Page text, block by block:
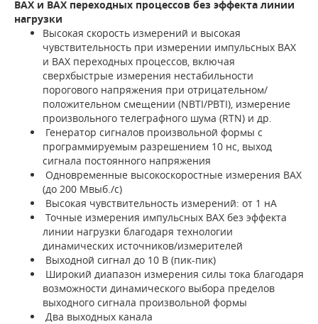
ВАХ и ВАХ переходных процессов без эффекта линии
нагрузки
Высокая скорость измерений и высокая
чувствительность при измерении импульсных ВАХ
и ВАХ переходных процессов, включая
сверхбыстрые измерения нестабильности
порогового напряжения при отрицательном/
положительном смещении (NBTI/PBTI), измерение
произвольного телеграфного шума (RTN) и др.
Генератор сигналов произвольной формы с
программируемым разрешением 10 нс, выход
сигнала постоянного напряжения
Одновременные высокоскоростные измерения ВАХ
(до 200 Мвыб./с)
Высокая чувствительность измерений: от 1 нА
Точные измерения импульсных ВАХ без эффекта
линии нагрузки благодаря технологии
динамических источников/измерителей
Выходной сигнал до 10 В (пик-пик)
Широкий диапазон измерения силы тока благодаря
возможности динамического выбора пределов
выходного сигнала произвольной формы
Два выходных канала